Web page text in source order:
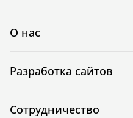
О нас
Разработка сайтов
Сотрудничество